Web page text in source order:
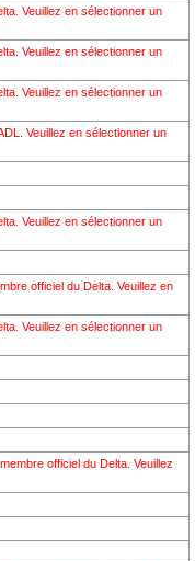
Veuillez en sélectionner un
Veuillez en sélectionner un
Veuillez en sélectionner un
Veuillez en sélectionner un
Veuillez en sélectionner un
officiel du Delta. Veuillez en
Veuillez en sélectionner un
officiel du Delta. Veuillez